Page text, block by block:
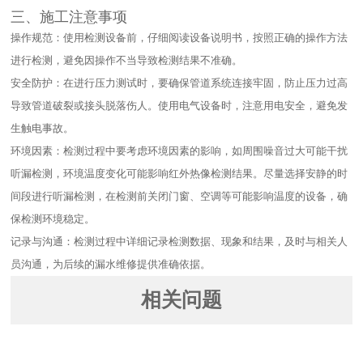
三、施工注意事项​
操作规范：使用检测设备前，仔细阅读设备说明书，按照正确的操作方法
进行检测，避免因操作不当导致检测结果不准确。​
安全防护：在进行压力测试时，要确保管道系统连接牢固，防止压力过高
导致管道破裂或接头脱落伤人。使用电气设备时，注意用电安全，避免发
生触电事故。​
环境因素：检测过程中要考虑环境因素的影响，如周围噪音过大可能干扰
听漏检测，环境温度变化可能影响红外热像检测结果。尽量选择安静的时
间段进行听漏检测，在检测前关闭门窗、空调等可能影响温度的设备，确
保检测环境稳定。​
记录与沟通：检测过程中详细记录检测数据、现象和结果，及时与相关人
员沟通，为后续的漏水维修提供准确依据。
相关问题